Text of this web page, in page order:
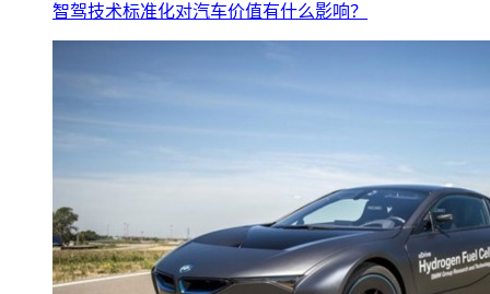
智驾技术标准化对汽车价值有什么影响？